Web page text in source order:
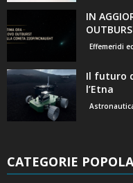
IN
Effemeridi
Il futuro
l’Etna
CATEGORIE